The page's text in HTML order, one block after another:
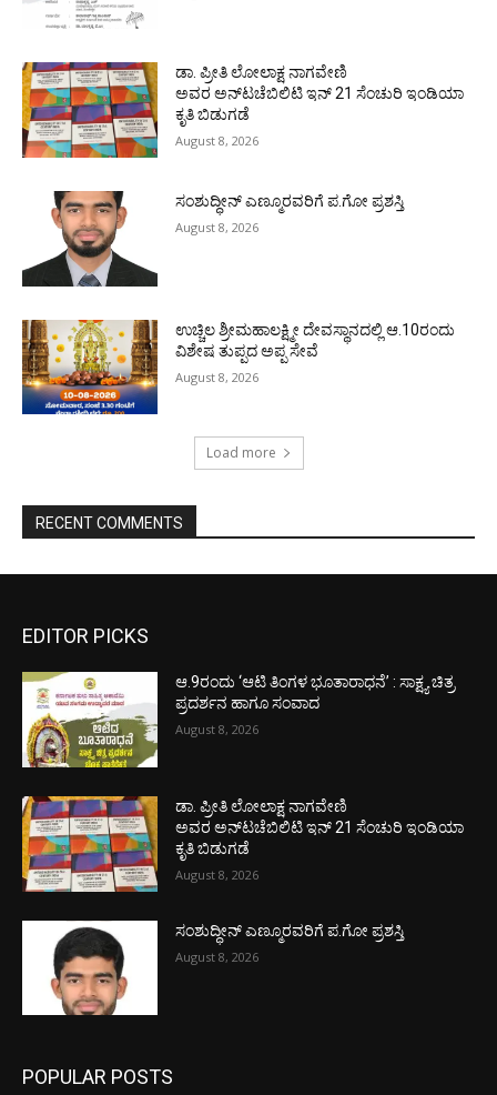
ಡಾ. ಪ್ರೀತಿ ಲೋಲಾಕ್ಷ ನಾಗವೇಣಿ
ಅವರ ಅನ್‌ಟಚೆಬಿಲಿಟಿ ಇನ್ 21 ಸೆಂಚುರಿ ಇಂಡಿಯಾ
ಕೃತಿ ಬಿಡುಗಡೆ
August 8, 2026
ಸಂಶುದ್ಧೀನ್ ಎಣ್ಮೂರವರಿಗೆ ಪ.ಗೋ ಪ್ರಶಸ್ತಿ
August 8, 2026
ಉಚ್ಚಿಲ ಶ್ರೀಮಹಾಲಕ್ಷ್ಮೀ ದೇವಸ್ಥಾನದಲ್ಲಿ ಆ.10ರಂದು
ವಿಶೇಷ ತುಪ್ಪದ ಅಪ್ಪ ಸೇವೆ
August 8, 2026
Load more
RECENT COMMENTS
EDITOR PICKS
ಆ.9ರಂದು ‘ಆಟಿ ತಿಂಗಳ ಭೂತಾರಾಧನೆ’ : ಸಾಕ್ಷ್ಯ ಚಿತ್ರ
ಪ್ರದರ್ಶನ ಹಾಗೂ ಸಂವಾದ
August 8, 2026
ಡಾ. ಪ್ರೀತಿ ಲೋಲಾಕ್ಷ ನಾಗವೇಣಿ
ಅವರ ಅನ್‌ಟಚೆಬಿಲಿಟಿ ಇನ್ 21 ಸೆಂಚುರಿ ಇಂಡಿಯಾ
ಕೃತಿ ಬಿಡುಗಡೆ
August 8, 2026
ಸಂಶುದ್ಧೀನ್ ಎಣ್ಮೂರವರಿಗೆ ಪ.ಗೋ ಪ್ರಶಸ್ತಿ
August 8, 2026
POPULAR POSTS